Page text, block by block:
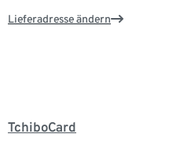
Lieferadresse ändern
TchiboCard